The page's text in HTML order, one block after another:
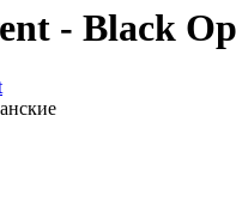
- Black